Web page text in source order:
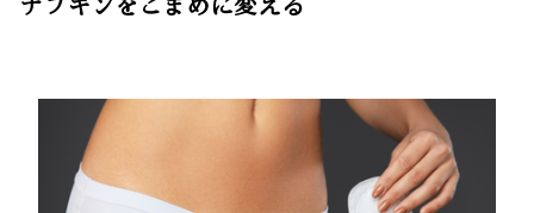
ナプキンをこまめに変える